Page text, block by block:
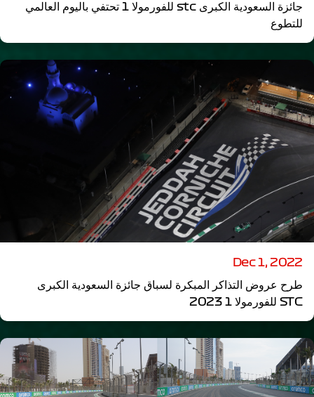
جائزة السعودية الكبرى stc للفورمولا 1 تحتفي باليوم العالمي
للتطوع
Dec 1, 2022
طرح عروض التذاكر المبكرة لسباق جائزة السعودية الكبرى
STC للفورمولا 1 2023